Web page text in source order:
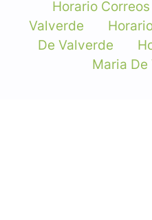
Horario
Valverde
De Valverde
Maria De